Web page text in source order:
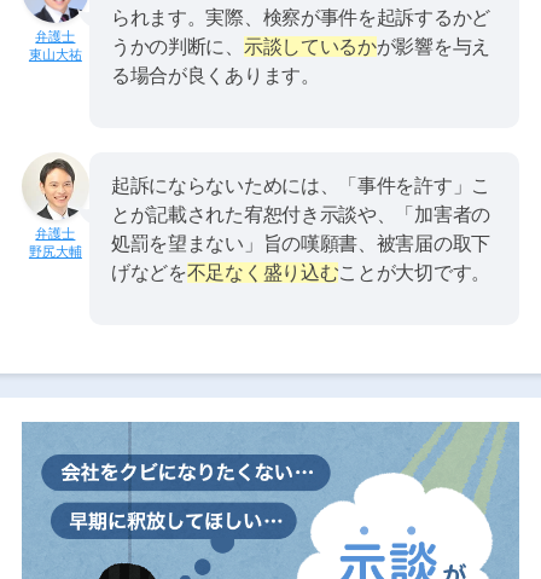
東山大祐
られます。実際、検察が事件を起訴するかど
うかの判断に、 示談しているかが影響を与え
る場合が良くあります。
野尻大輔
起訴にならないためには、「事件を許す」こ
とが記載された宥恕付き示談や、「加害者の
処罰を望まない」旨の嘆願書、被害届の取下
げなどを不足なく盛り込むことが大切です。